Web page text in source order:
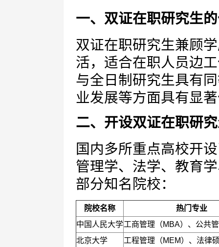
一、双证在职研究生
双证在职研究生兼顾
活，适合在职人员边
与全日制研究生具有
业发展等方面具有显
二、开设双证在职研
国内多所重点高校开
管理学、法学、教育
部分知名院校：
院校名称
热门专业
中国人民大学工商管理（MBA）、公共
北京大学
工程管理（MEM）、法律